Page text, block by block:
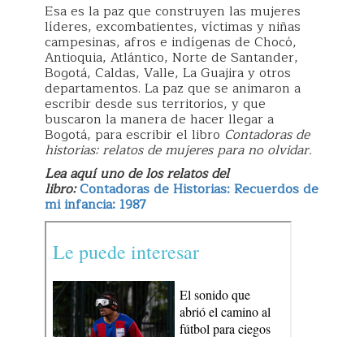
Esa es la paz que construyen las mujeres
líderes, excombatientes, víctimas y niñas
campesinas, afros e indígenas de Chocó,
Antioquia, Atlántico, Norte de Santander,
Bogotá, Caldas, Valle, La Guajira y otros
departamentos. La paz que se animaron a
escribir desde sus territorios, y que
buscaron la manera de hacer llegar a
Bogotá, para escribir el libro Contadoras de
historias: relatos de mujeres para no olvidar.
Lea aquí uno de los relatos del
libro:Contadoras de Historias: Recuerdos de
mi infancia: 1987